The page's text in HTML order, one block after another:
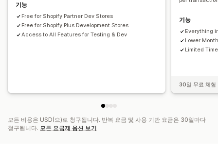
기능
Free for Shopify Partner Dev Stores
Free for Shopify Plus Development Stores
Access to All Features for Testing & Dev
기능
Everything
Lower
Limited
30일 무료 체험
모든 비용은 USD(으)로 청구됩니다. 반복 요금 및 사용 기반 요금은 30일마다
청구됩니다. 모든 요금제 옵션 보기